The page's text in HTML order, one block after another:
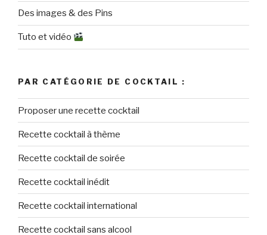
Des images & des Pins
Tuto et vidéo
PAR CATÉGORIE DE COCKTAIL :
Proposer une recette cocktail
Recette cocktail à thème
Recette cocktail de soirée
Recette cocktail inédit
Recette cocktail international
Recette cocktail sans alcool